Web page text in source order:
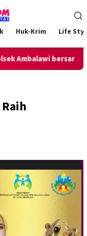
Huk-Krim Life
bersama TNI